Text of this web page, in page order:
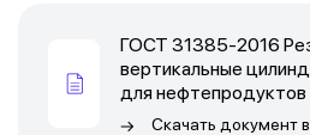
ГОСТ 31385-2016
вертикальные
для нефтепродуктов
Скачать документ в